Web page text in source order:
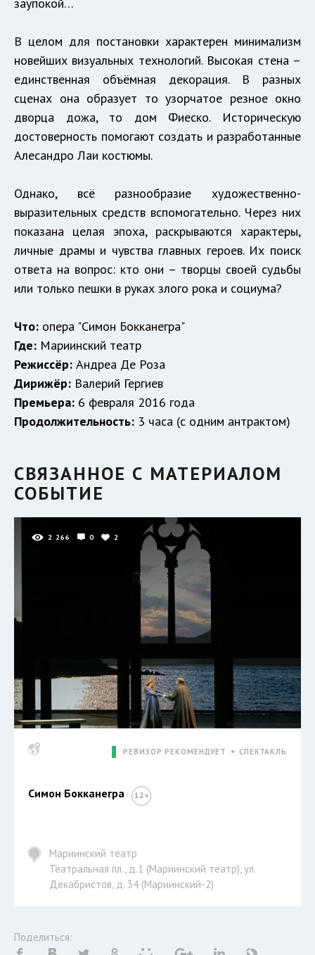
В целом для постановки характерен минимализм
новейших визуальных технологий. Высокая стена –
единственная объёмная декорация. В разных
сценах она образует то узорчатое резное окно
дворца дожа, то дом Фиеско. Историческую
достоверность помогают создать и разработанные
Алесандро Лаи костюмы.
Однако, всё разнообразие художественно-
выразительных средств вспомогательно. Через них
показана целая эпоха, раскрываются характеры,
личные драмы и чувства главных героев. Их поиск
ответа на вопрос: кто они – творцы своей судьбы
или только пешки в руках злого рока и социума?
Что: опера "Симон Бокканегра"
Где: Мариинский театр
Режиссёр: Андреа Де Роза
Дирижёр: Валерий Гергиев
Премьера: 6 февраля 2016 года
Продолжительность: 3 часа (с одним антрактом)
СВЯЗАННОЕ С МАТЕРИАЛОМ
СОБЫТИЕ
2 266 0 2
РЕВИЗОР РЕКОМЕНДУЕТ СПЕКТАКЛЬ
Симон Бокканегра
Мариинский театр
Театральная пл., д.1 (Мариинский театр), ул.
Декабристов, д. 34 (Мариинский-2)
Поделиться: